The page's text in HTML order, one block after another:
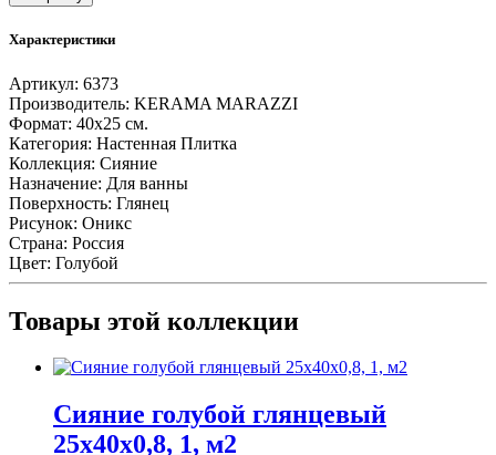
Сияние
глянцевый
1,
м2
Характеристики
Артикул: 6373
Производитель: KERAMA MARAZZI
Формат: 40х25 см.
Категория: Настенная Плитка
Коллекция: Сияние
Назначение: Для ванны
Поверхность: Глянец
Рисунок: Оникс
Страна: Россия
Цвет: Голубой
Товары этой коллекции
Сияние голубой глянцевый
25x40x0,8, 1, м2